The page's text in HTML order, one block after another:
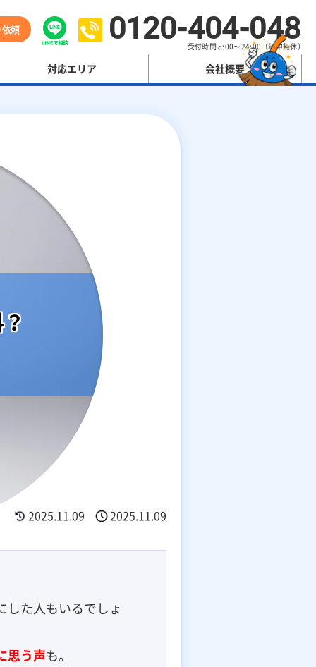
頼 0120-404-048
受付時間 8:00〜24:00（年中無休）
対応エリア 会社概要
2025.11.09 2025.11.09
た人もいるでしょ
思う声も。